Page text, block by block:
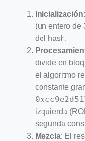
Inicialización
(un entero de
del hash.
divide en
el algoritmo
constante
0xcc9e2d51
izquierda
segunda
Mezcla: El